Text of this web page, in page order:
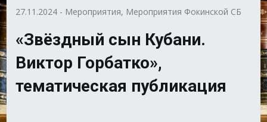
27.11.2024 - Мероприятия, Мероприятия Фокинской СБ
«Звёздный сын Кубани.
Виктор Горбатко»,
тематическая публикация